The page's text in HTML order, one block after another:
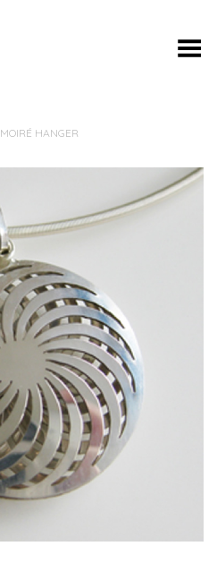
Toggle Menu
MOIRÉ HANGER